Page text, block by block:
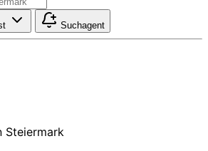
Suchagent
Steiermark